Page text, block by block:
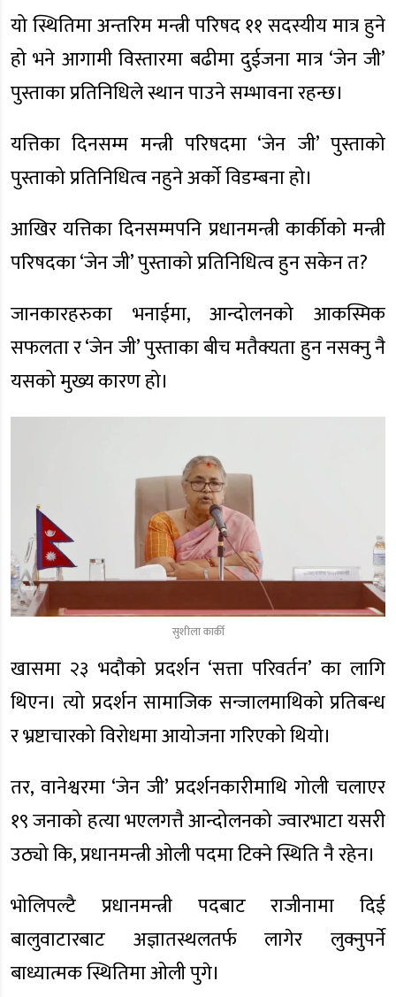
यो स्थितिमा अन्तरिम मन्त्री परिषद ११ सदस्यीय मात्र हुने
हो भने आगामी विस्तारमा बढीमा दुईजना मात्र ‘जेन जी’
पुस्ताका प्रतिनिधिले स्थान पाउने सम्भावना रहन्छ।
यत्तिका दिनसम्म मन्त्री परिषदमा ‘जेन जी’ पुस्ताको
पुस्ताको प्रतिनिधित्व नहुने अर्काे विडम्बना हो।
आखिर यत्तिका दिनसम्मपनि प्रधानमन्त्री कार्कीको मन्त्री
परिषदका ‘जेन जी’ पुस्ताको प्रतिनिधित्व हुन सकेन त?
जानकारहरुका भनाईमा, आन्दोलनको आकस्मिक
सफलता र ‘जेन जी’ पुस्ताका बीच मतैक्यता हुन नसक्नु नै
यसको मुख्य कारण हो।
सुशीला कार्की
खासमा २३ भदौको प्रदर्शन ‘सत्ता परिवर्तन’ का लागि
थिएन। त्यो प्रदर्शन सामाजिक सन्जालमाथिको प्रतिबन्ध
र भ्रष्टाचारको विरोधमा आयोजना गरिएको थियो।
तर, वानेश्वरमा ‘जेन जी’ प्रदर्शनकारीमाथि गोली चलाएर
१९ जनाको हत्या भएलगत्तै आन्दोलनको ज्वारभाटा यसरी
उठ्यो कि, प्रधानमन्त्री ओली पदमा टिक्ने स्थिति नै रहेन।
भोलिपल्टै प्रधानमन्त्री पदबाट राजीनामा दिई
बालुवाटारबाट अज्ञातस्थलतर्फ लागेर लुक्नुपर्ने
बाध्यात्मक स्थितिमा ओली पुगे।